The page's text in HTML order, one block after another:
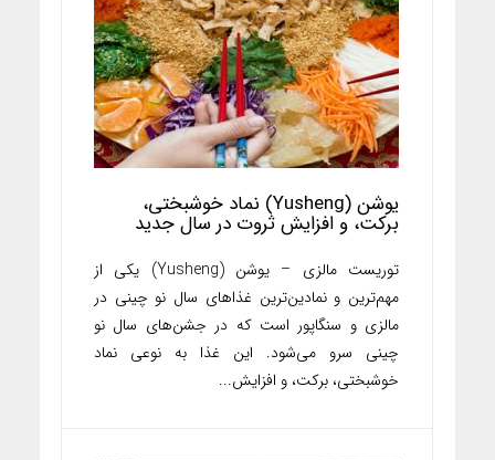
یوشن (Yusheng) نماد خوشبختی،
برکت، و افزایش ثروت در سال جدید
توریست مالزی – یوشن (Yusheng) یکی از
مهم‌ترین و نمادین‌ترین غذاهای سال نو چینی در
مالزی و سنگاپور است که در جشن‌های سال نو
چینی سرو می‌شود. این غذا به نوعی نماد
خوشبختی، برکت، و افزایش...